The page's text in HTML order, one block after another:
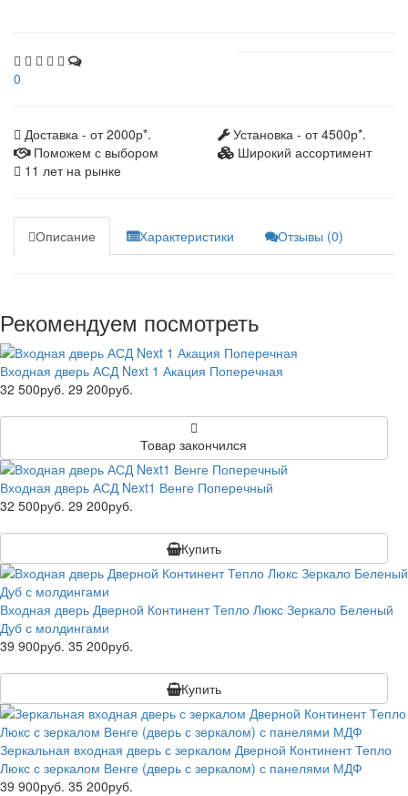
0
Доставка - от 2000р*.
Установка - от 4500р*.
Поможем с выбором
Широкий ассортимент
11 лет на рынке
Описание Характеристики Отзывы (0)
Рекомендуем посмотреть
Входная дверь АСД Next 1 Акация Поперечная
32 500руб. 29 200руб.
Товар закончился
Входная дверь АСД Next1 Венге Поперечный
32 500руб. 29 200руб.
Купить
Входная дверь Дверной Континент Тепло Люкс Зеркало Беленый
Дуб с молдингами
39 900руб. 35 200руб.
Купить
Зеркальная входная дверь с зеркалом Дверной Континент Тепло
Люкс с зеркалом Венге (дверь с зеркалом) с панелями МДФ
39 900руб. 35 200руб.